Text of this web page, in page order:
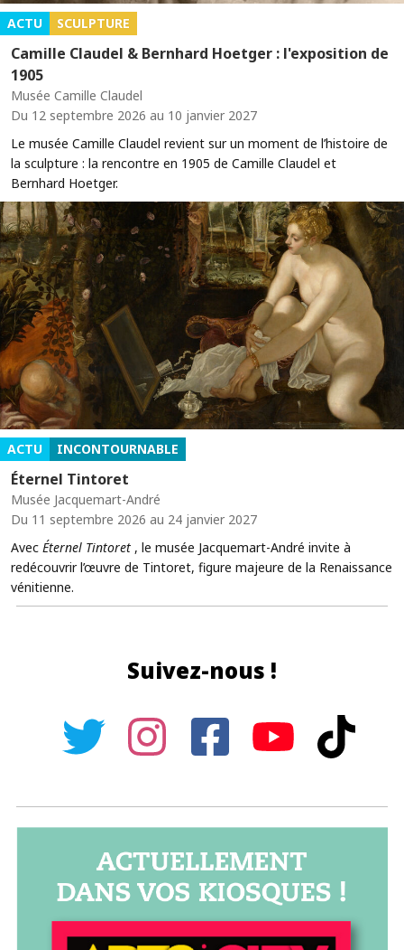
ACTU SCULPTURE
Camille Claudel & Bernhard Hoetger : l'exposition de
1905
Musée Camille Claudel
Du 12 septembre 2026 au 10 janvier 2027
Le musée Camille Claudel revient sur un moment de l’histoire de
la sculpture : la rencontre en 1905 de Camille Claudel et
Bernhard Hoetger.
ACTU INCONTOURNABLE
Éternel Tintoret
Musée Jacquemart-André
Du 11 septembre 2026 au 24 janvier 2027
Avec Éternel Tintoret , le musée Jacquemart-André invite à
redécouvrir l’œuvre de Tintoret, figure majeure de la Renaissance
vénitienne.
Suivez-nous !